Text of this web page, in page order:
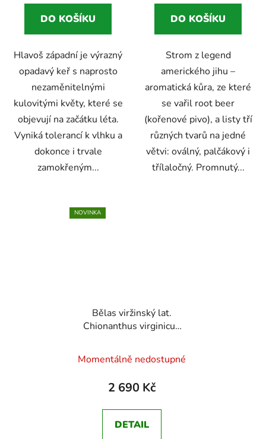
4,8
z
hvězdiček.
DO KOŠÍKU
Hlavoš západní je výrazný
opadavý keř s naprosto
nezaměnitelnými
kulovitými květy, které se
objevují na začátku léta.
Vyniká tolerancí k vlhku a
dokonce i trvale
zamokřeným...
DO KOŠÍKU
Strom z legend
amerického jihu –
aromatická kůra, ze které
se vařil root beer
(kořenové pivo), a listy tří
různých tvarů na jedné
větvi: oválný, palčákový i
třílaločný. Promnutý...
NOVINKA
Bělas viržinský lat.
Chionanthus virginicus
amerických lesů
Momentálně nedostupné
2 690 Kč
DETAIL
Powered by chaterimo